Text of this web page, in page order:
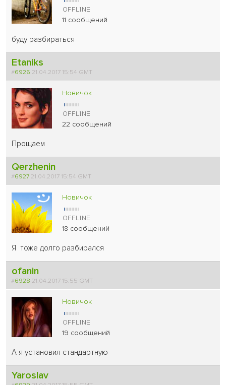
11 сообщений
буду разбираться
Etaniks
#6926 21.04.2017 15:54 GMT
Новичок
22 сообщений
Прощаем
Qerzhenin
#692721.04.2017 15:54 GMT
Новичок
18 сообщений
Я тоже долго разбирался
ofanin
#6928 21.04.2017 15:55 GMT
Новичок
19 сообщений
А я установил стандартную
Yaroslav